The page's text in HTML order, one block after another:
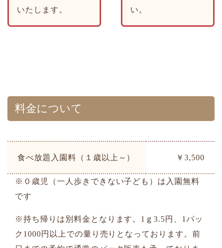
いたします。
い。
料金について
食べ放題入園料（１歳以上～） ￥3,500
※０歳児（一人歩きできない子ども）は入園無料
です
※持ち帰りは別料金となります。1ｇ3.5円、1パッ
ク1000円以上での量り売りとなっております。前